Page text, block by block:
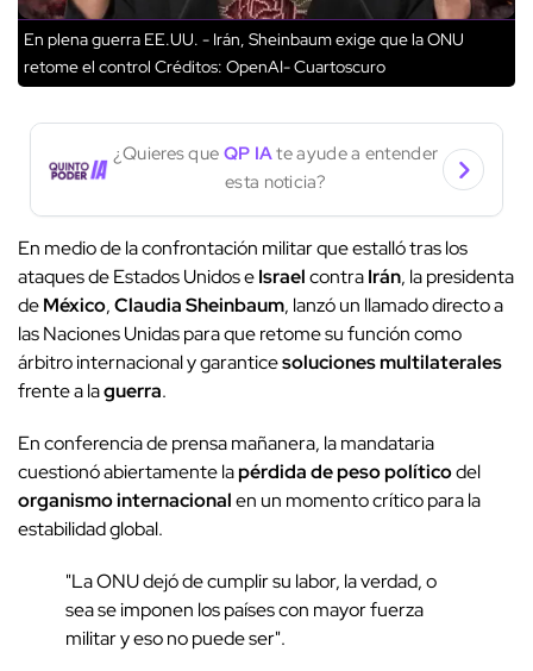
En plena guerra EE.UU. - Irán, Sheinbaum exige que la ONU
retome el control Créditos: OpenAI- Cuartoscuro
¿Quieres que QP IAte ayude a entender
esta noticia?
En medio de la confrontación militar que estalló tras los
ataques de Estados Unidos eIsraelcontraIrán, la presidenta
deMéxico,Claudia Sheinbaum, lanzó un llamado directo a
las Naciones Unidas para que retome su función como
árbitro internacional y garanticesoluciones multilaterales
frente a laguerra.
En conferencia de prensa mañanera, la mandataria
cuestionó abiertamente lapérdida de peso políticodel
organismo internacionalen un momento crítico para la
estabilidad global.
"La ONU dejó de cumplir su labor, la verdad, o
sea se imponen los países con mayor fuerza
militar y eso no puede ser".